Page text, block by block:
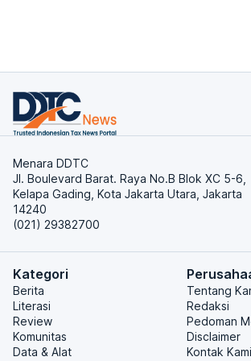
Menara DDTC
Jl. Boulevard Barat. Raya No.B Blok XC 5-6,
Kelapa Gading, Kota Jakarta Utara, Jakarta
14240
(021) 29382700
Kategori
Berita
Literasi
Review
Komunitas
Data & Alat
Tentang
Redaksi
Pedoman
Disclaimer
Kontak Kami